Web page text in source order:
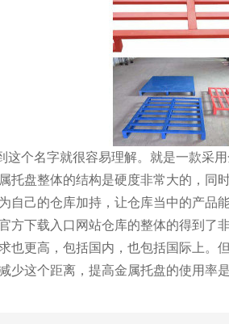
这个名字就很容易理解。就是一款采
金属托盘整体的结构是硬度非常大的，
自己的仓库加持，让仓库当中的产
官方下载入口网站仓库的整体的得到了
求也更高，包括国内，也包括国际
少这个距离，提高金属托盘的使用率是十